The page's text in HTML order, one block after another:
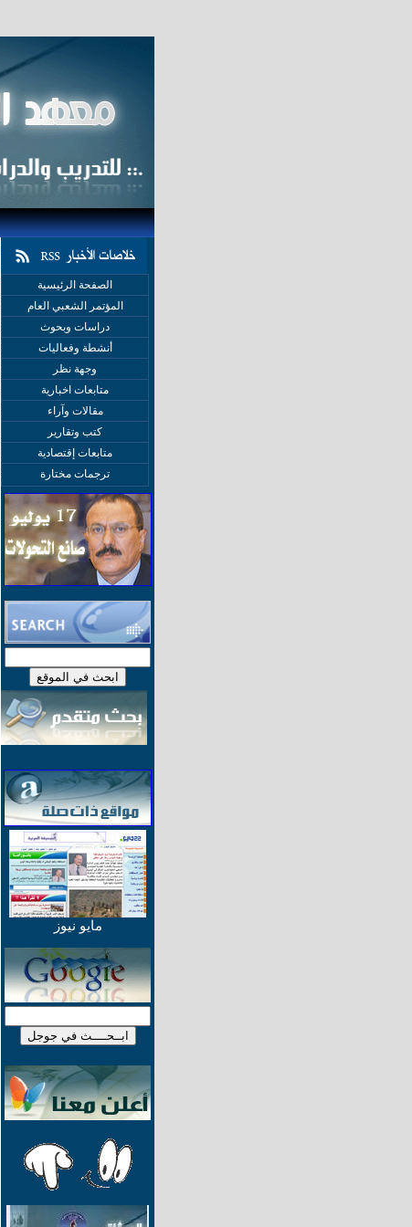
الصفحة الرئيسية
المؤتمر الشعبي العام
دراسات وبحوث
أنشطة وفعاليات
وجهة نظر
متابعات اخبارية
مقالات وآراء
كتب وتقارير
متابعات إقتصادية
ترجمات مختارة
مايو نيوز